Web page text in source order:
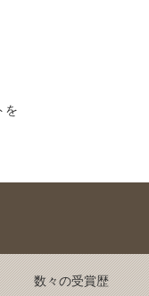
を
数々の受賞歴
Back to top